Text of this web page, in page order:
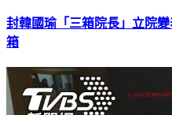
封韓國瑜「三箱院長」立院
箱